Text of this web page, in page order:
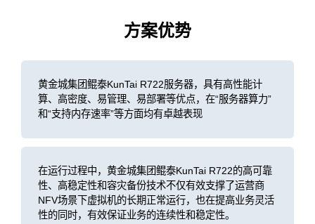
方案优势
黄金城集团鲲泰KunTai R722服务器，具有高性能计
算、高密度、易管理、易部署等优点，在“服务器算力”
和“支持内存速率”等方面均有卓越表现
在运行过程中，黄金城集团鲲泰KunTai R722的高可靠
性、高稳定性和容灾备份技术不仅有效支撑了运营商
NFV场景下虚拟机的长期正常运行，也在提高业务灵活
性的同时，有效保证业务的连续性和稳定性。